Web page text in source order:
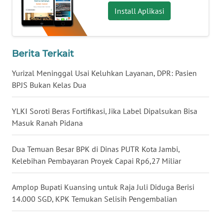
Install Aplikasi
Berita Terkait
Yurizal Meninggal Usai Keluhkan Layanan, DPR: Pasien
BPJS Bukan Kelas Dua
YLKI Soroti Beras Fortifikasi, Jika Label Dipalsukan Bisa
Masuk Ranah Pidana
Dua Temuan Besar BPK di Dinas PUTR Kota Jambi,
Kelebihan Pembayaran Proyek Capai Rp6,27 Miliar
Amplop Bupati Kuansing untuk Raja Juli Diduga Berisi
14.000 SGD, KPK Temukan Selisih Pengembalian
WN
BABEL
WN
WN
SUMSEL
WN
BENGKULU
WN
LAMPUNG
WN